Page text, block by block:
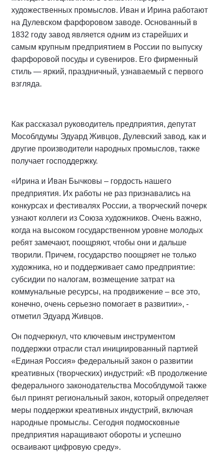
художественных промыслов. Иван и Ирина работают
на Дулевском фарфоровом заводе. Основанный в
1832 году завод является одним из старейших и
самым крупным предприятием в России по выпуску
фарфоровой посуды и сувениров. Его фирменный
стиль — яркий, праздничный, узнаваемый с первого
взгляда.
Как рассказал руководитель предприятия, депутат
Мособлдумы Эдуард Живцов, Дулевский завод, как и
другие производители народных промыслов, также
получает господдержку.
«Ирина и Иван Бычковы – гордость нашего
предприятия. Их работы не раз признавались на
конкурсах и фестивалях России, а творческий почерк
узнают коллеги из Союза художников. Очень важно,
когда на высоком государственном уровне молодых
ребят замечают, поощряют, чтобы они и дальше
творили. Причем, государство поощряет не только
художника, но и поддерживает само предприятие:
субсидии по налогам, возмещение затрат на
коммунальные ресурсы, на продвижение – все это,
конечно, очень серьезно помогает в развитии», -
отметил Эдуард Живцов.
Он подчеркнул, что ключевым инструментом
поддержки отрасли стал инициированный партией
«Единая Россия» федеральный закон о развитии
креативных (творческих) индустрий: «В продолжение
федерального законодательства Мособлдумой также
был принят региональный закон, который определяет
меры поддержки креативных индустрий, включая
народные промыслы. Сегодня подмосковные
предприятия наращивают обороты и успешно
осваивают цифровую среду».